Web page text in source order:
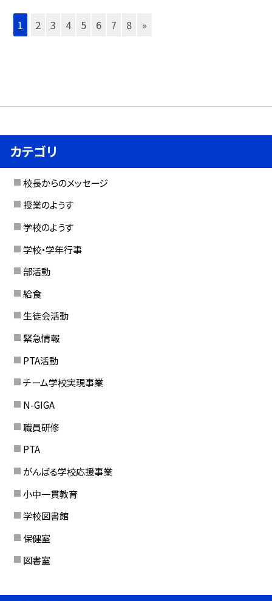
1 2 3 4 5 6 7 8 »
カテゴリ
校長からのメッセージ
授業のようす
学校のようす
学校・学年行事
部活動
給食
生徒会活動
緊急情報
PTA活動
チーム学校実現事業
N-GIGA
職員研修
PTA
がんばる学校応援事業
小中一貫教育
学校図書館
保健室
図書室